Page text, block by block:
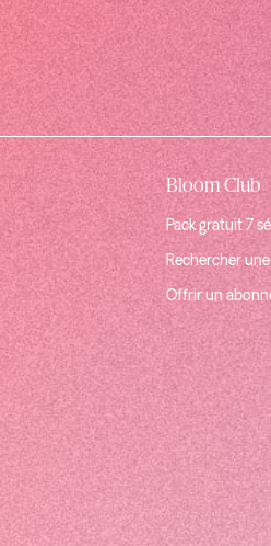
Bloom Club
Pack gratuit 7
Rechercher
Offrir un